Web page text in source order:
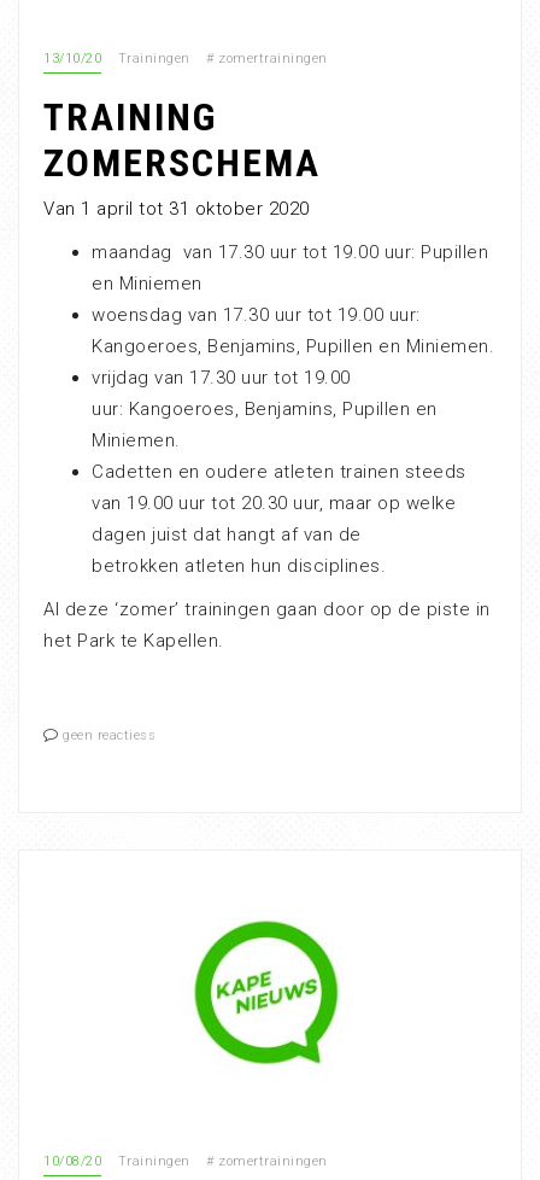
13/10/20 Trainingen # zomertrainingen
TRAINING
ZOMERSCHEMA
Van 1 april tot 31 oktober 2020
maandag van 17.30 uur tot 19.00 uur: Pupillen
en Miniemen
woensdag van 17.30 uur tot 19.00 uur:
Kangoeroes, Benjamins, Pupillen en Miniemen.
vrijdag van 17.30 uur tot 19.00
uur: Kangoeroes, Benjamins, Pupillen en
Miniemen.
Cadetten en oudere atleten trainen steeds
van 19.00 uur tot 20.30 uur, maar op welke
dagen juist dat hangt af van de
betrokken atleten hun disciplines.
Al deze ‘zomer’ trainingen gaan door op de piste in
het Park te Kapellen.
geen reactiess
10/08/20 Trainingen # zomertrainingen